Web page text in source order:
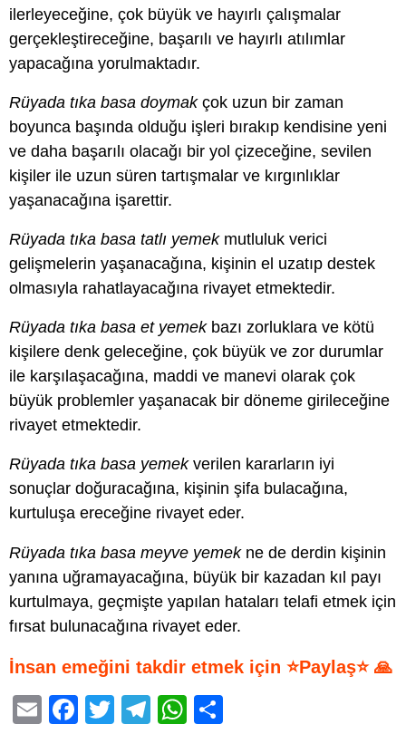
ilerleyeceğine, çok büyük ve hayırlı çalışmalar
gerçekleştireceğine, başarılı ve hayırlı atılımlar
yapacağına yorulmaktadır.
Rüyada tıka basa doymakçok uzun bir zaman
boyunca başında olduğu işleri bırakıp kendisine yeni
ve daha başarılı olacağı bir yol çizeceğine, sevilen
kişiler ile uzun süren tartışmalar ve kırgınlıklar
yaşanacağına işarettir.
Rüyada tıka basa tatlı yemekmutluluk verici
gelişmelerin yaşanacağına, kişinin el uzatıp destek
olmasıyla rahatlayacağına rivayet etmektedir.
Rüyada tıka basa et yemekbazı zorluklara ve kötü
kişilere denk geleceğine, çok büyük ve zor durumlar
ile karşılaşacağına, maddi ve manevi olarak çok
büyük problemler yaşanacak bir döneme girileceğine
rivayet etmektedir.
Rüyada tıka basa yemekverilen kararların iyi
sonuçlar doğuracağına, kişinin şifa bulacağına,
kurtuluşa ereceğine rivayet eder.
Rüyada tıka basa meyve yemekne de derdin kişinin
yanına uğramayacağına, büyük bir kazadan kıl payı
kurtulmaya, geçmişte yapılan hataları telafi etmek için
fırsat bulunacağına rivayet eder.
İnsan emeğini takdir etmek için ⭐Paylaş⭐ 🙏
E
F
T
T
W